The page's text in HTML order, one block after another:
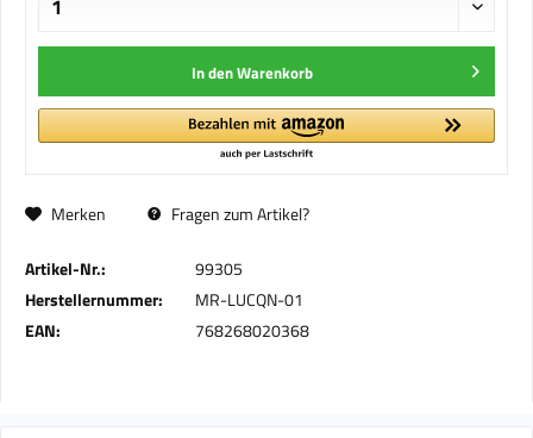
In denWarenkorb
Merken Fragen zum Artikel?
Artikel-Nr.:
99305
Herstellernummer:
MR-LUCQN-01
EAN:
768268020368